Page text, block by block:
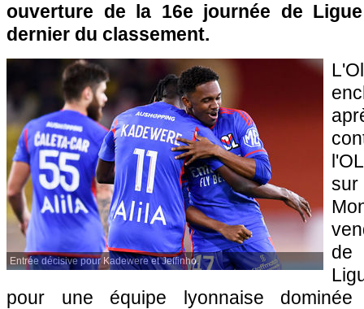
ouverture de la 16e journée de
dernier du classement.
Entrée décisive pour Kadewere et Jeffinho.
de
pour une équipe lyonnaise